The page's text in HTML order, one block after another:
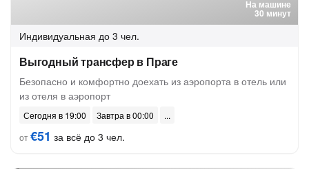
На машине
30 минут
Индивидуальная до 3 чел.
Выгодный трансфер в Праге
Безопасно и комфортно доехать из аэропорта в отель или
из отеля в аэропорт
Сегодня в 19:00
Завтра в 00:00
от€51 за всё до 3 чел.